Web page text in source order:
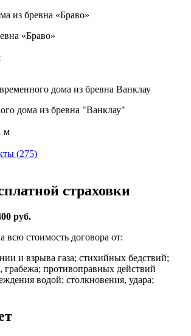
«Браво»
дома из бревна "Ванклау"
м
(275)
страховки
руб.
всю стоимость договора от:
и взрыва газа; стихийных бедствий;
противоправных действий
водой; столкновения, удара;